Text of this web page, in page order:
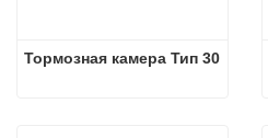
Тормозная камера Тип 30